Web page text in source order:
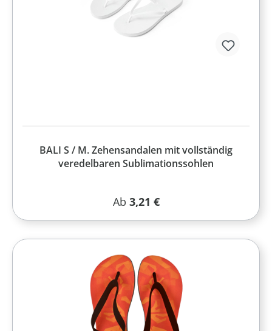
BALI S / M. Zehensandalen mit vollständig
veredelbaren Sublimationssohlen
Regulärer Preis:
Ab 3,21 €